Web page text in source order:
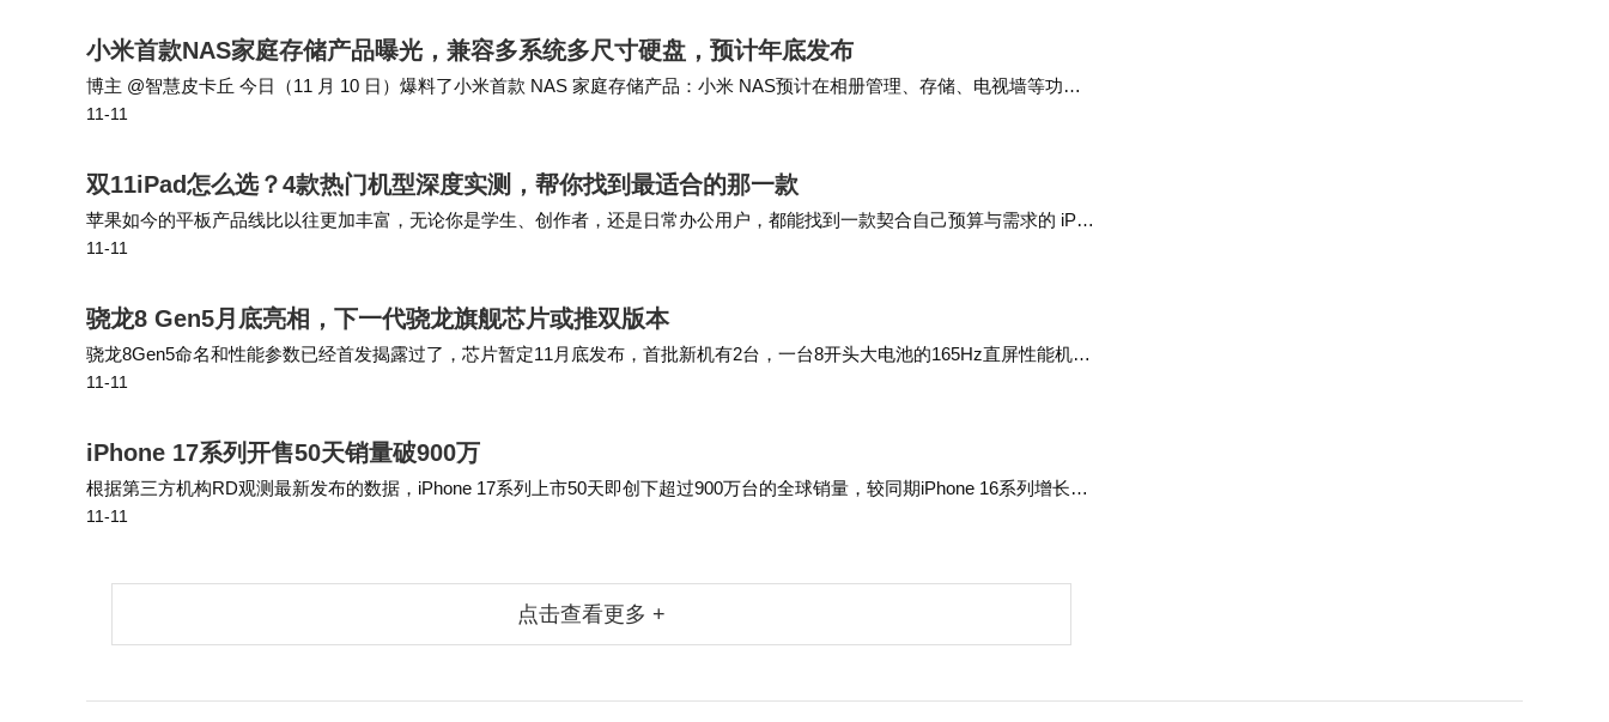
小米首款NAS家庭存储产品曝光，兼容多系统多尺寸硬盘，预计年底发布
博主 @智慧皮卡丘 今日（11 月 10 日）爆料了小米首款 NAS 家庭存储产品：小米 NAS预计在相册管理、存储、电视墙等功能
上，会有更好的实操体验。 陈波在去年 10 月曾透露小米 NAS 产品的定…
11-11
双11iPad怎么选？4款热门机型深度实测，帮你找到最适合的那一款
苹果如今的平板产品线比以往更加丰富，无论你是学生、创作者，还是日常办公用户，都能找到一款契合自己预算与需求的 iPa
d。如果高中生和大学生需要一款性能强劲的平板电脑来运行各类教学应用，而iPad Air正…
11-11
骁龙8 Gen5月底亮相，下一代骁龙旗舰芯片或推双版本
骁龙8Gen5命名和性能参数已经首发揭露过了，芯片暂定11月底发布，首批新机有2台，一台8开头大电池的165Hz直屏性能机，
一台IMX8中底潜望和补齐超声波指纹的小直屏拍照机。 同一位博主此前的一份爆料中…
11-11
iPhone 17系列开售50天销量破900万
根据第三方机构RD观测最新发布的数据，iPhone 17系列上市50天即创下超过900万台的全球销量，较同期iPhone 16系列增长超
50%。这一成绩不仅巩固了苹果在高端智能手机市场的领先地位，更推动其在中国市场实现关键突破——IDC报告显示，2025年
11-11
点击查看更多 +